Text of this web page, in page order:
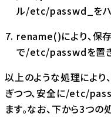
ル/etc/passwd_をハ
rename()により、
で/etc/passwdを置き
以上のような処理によ
ぎつつ、安全に/etc/
ます。なお、下から3つ